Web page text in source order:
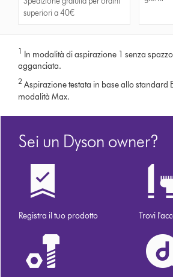
superiori a 40€
1 In modalità di aspirazione 1 senza
agganciata.
2 Aspirazione testata in base allo standard
modalità Max.
Sei un Dyson owner?
Registra il tuo prodotto Trovi